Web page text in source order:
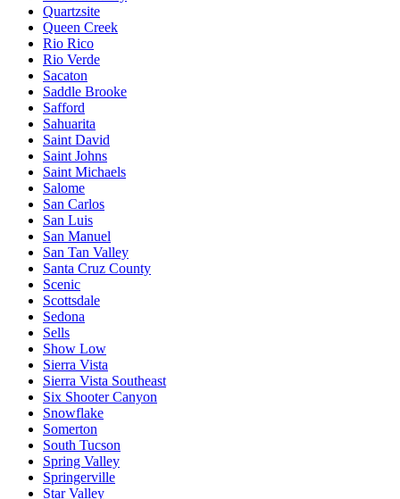
Quartzsite
Queen Creek
Rio Rico
Rio Verde
Sacaton
Saddle Brooke
Safford
Sahuarita
Saint David
Saint Johns
Saint Michaels
Salome
San Carlos
San Luis
San Manuel
San Tan Valley
Santa Cruz County
Scenic
Scottsdale
Sedona
Sells
Show Low
Sierra Vista
Sierra Vista Southeast
Six Shooter Canyon
Snowflake
Somerton
South Tucson
Spring Valley
Springerville
Star Valley